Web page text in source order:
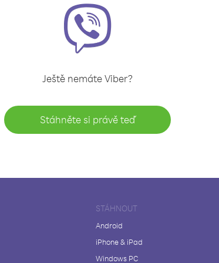
Ještě nemáte Viber?
Stáhněte si právě teď
STÁHNOUT
Android
iPhone & iPad
Windows PC